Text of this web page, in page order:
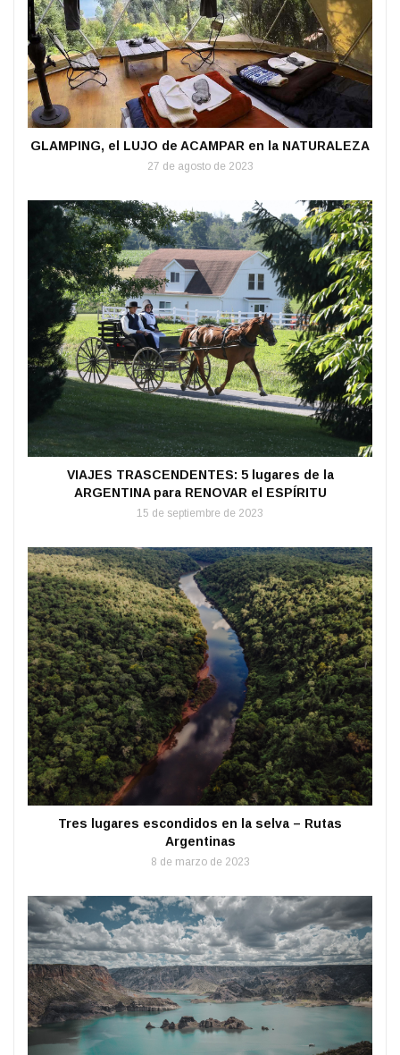
GLAMPING, el LUJO de ACAMPAR en la NATURALEZA
27 de agosto de 2023
VIAJES TRASCENDENTES: 5 lugares de la
ARGENTINA para RENOVAR el ESPÍRITU
15 de septiembre de 2023
Tres lugares escondidos en la selva – Rutas
Argentinas
8 de marzo de 2023